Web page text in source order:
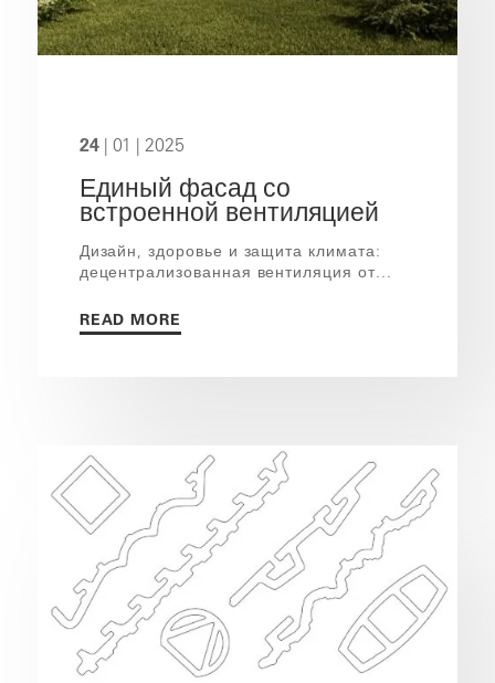
24| 01 | 2025
Единый фасад со
встроенной вентиляцией
Дизайн, здоровье и защита климата:
децентрализованная вентиляция от...
READ MORE